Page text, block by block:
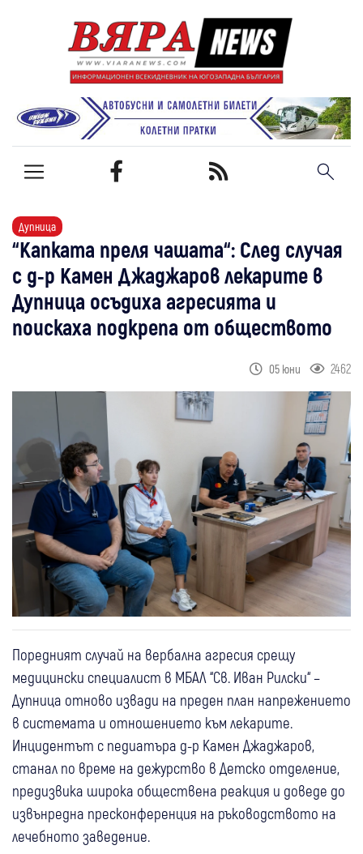
Дупница
“Капката преля чашата“: След случая
с д-р Камен Джаджаров лекарите в
Дупница осъдиха агресията и
поискаха подкрепа от обществото
05 юни 2462
Поредният случай на вербална агресия срещу
медицински специалист в МБАЛ “Св. Иван Рилски“ –
Дупница отново извади на преден план напрежението
в системата и отношението към лекарите.
Инцидентът с педиатъра д-р Камен Джаджаров,
станал по време на дежурство в Детско отделение,
предизвика широка обществена реакция и доведе до
извънредна пресконференция на ръководството на
лечебното заведение.